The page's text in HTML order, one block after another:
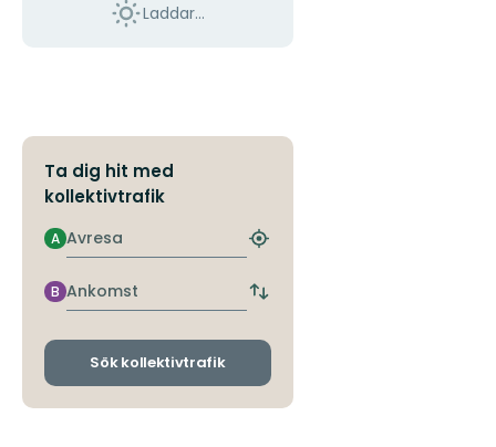
Laddar...
Ta dig hit med
kollektivtrafik
Avresa
A
Hitta
hållplats
Ankomst
B
Byt
och
Sök kollektivtrafik